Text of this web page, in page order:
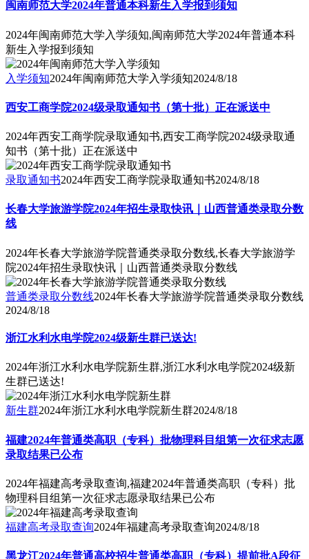
闽南师范大学2024年普通本科新生入学报到须知
2024年闽南师范大学入学须知,闽南师范大学2024年普通本科
新生入学报到须知
入学须知2024年闽南师范大学入学须知2024/8/18
西安工商学院2024级录取通知书（第十批）正在派送中
2024年西安工商学院录取通知书,西安工商学院2024级录取通
知书（第十批）正在派送中
录取通知书2024年西安工商学院录取通知书2024/8/18
长春大学旅游学院2024年招生录取快讯｜山西普通类录取分数
线
2024年长春大学旅游学院普通类录取分数线,长春大学旅游学
院2024年招生录取快讯｜山西普通类录取分数线
普通类录取分数线2024年长春大学旅游学院普通类录取分数线
2024/8/18
浙江水利水电学院2024级新生群已送达!
2024年浙江水利水电学院新生群,浙江水利水电学院2024级新
生群已送达!
新生群2024年浙江水利水电学院新生群2024/8/18
福建2024年普通类高职（专科）批物理科目组第一次征求志愿
录取结果已公布
2024年福建高考录取查询,福建2024年普通类高职（专科）批
物理科目组第一次征求志愿录取结果已公布
福建高考录取查询2024年福建高考录取查询2024/8/18
黑龙江2024年普通高校招生普通类高职（专科）提前批A段征